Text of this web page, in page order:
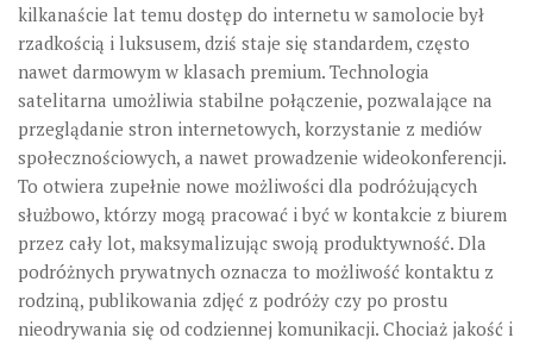
kilkanaście lat temu dostęp do internetu w samolocie był
rzadkością i luksusem, dziś staje się standardem, często
nawet darmowym w klasach premium. Technologia
satelitarna umożliwia stabilne połączenie, pozwalające na
przeglądanie stron internetowych, korzystanie z mediów
społecznościowych, a nawet prowadzenie wideokonferencji.
To otwiera zupełnie nowe możliwości dla podróżujących
służbowo, którzy mogą pracować i być w kontakcie z biurem
przez cały lot, maksymalizując swoją produktywność. Dla
podróżnych prywatnych oznacza to możliwość kontaktu z
rodziną, publikowania zdjęć z podróży czy po prostu
nieodrywania się od codziennej komunikacji. Chociaż jakość i